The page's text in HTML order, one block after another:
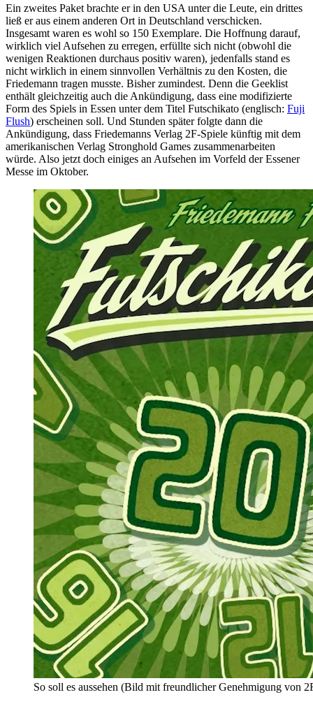
Ein zweites Paket brachte er in den USA unter die Leute, ein drittes
ließ er aus einem anderen Ort in Deutschland verschicken.
Insgesamt waren es wohl so 150 Exemplare. Die Hoffnung darauf,
wirklich viel Aufsehen zu erregen, erfüllte sich nicht (obwohl die
wenigen Reaktionen durchaus positiv waren), jedenfalls stand es
nicht wirklich in einem sinnvollen Verhältnis zu den Kosten, die
Friedemann tragen musste. Bisher zumindest. Denn die Geeklist
enthält gleichzeitig auch die Ankündigung, dass eine modifizierte
Form des Spiels in Essen unter dem Titel Futschikato (englisch: Fuji
Flush) erscheinen soll. Und Stunden später folgte dann die
Ankündigung, dass Friedemanns Verlag 2F-Spiele künftig mit dem
amerikanischen Verlag Stronghold Games zusammenarbeiten
würde. Also jetzt doch einiges an Aufsehen im Vorfeld der Essener
Messe im Oktober.
So soll es aussehen (Bild mit freundlicher Genehmigung von